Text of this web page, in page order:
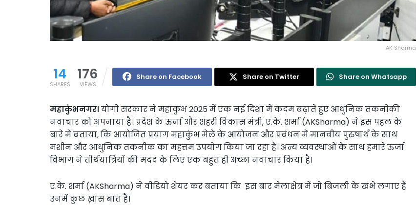
AK Sharma
14
SHARES
176
VIEWS
Share on Facebook Share on Twitter Share on Whatsapp
महाकुंभनगर। योगी सरकार ने महाकुंभ 2025 में एक नई दिशा में कदम बढ़ाते हुए आधुनिक तकनीकी
नवाचार को अपनाया है। प्रदेश के ऊर्जा और शहरी विकास मंत्री, ए.के. शर्मा (AKSharma) ने इस पहल के
बारे में बताया, कि आयोजित प्रयाग महाकुंभ मेले के आयोजन और प्रबंधन में मानवीय पुरुषार्थ के साथ
मशीन और आधुनिक तकनीक का महत्तम उपयोग किया जा रहा है। अन्य व्यवस्थाओं के साथ हमारे ऊर्जा
विभाग ने तीर्थयात्रियों की मदद के लिए एक बहुत ही अच्छा नवाचार किया है।
ए.के. शर्मा (AKSharma) ने वीडियो शेयर कर बताया कि इस बार मेलाक्षेत्र में जो बिजली के खंभे लगाए हैं
उनमें कुछ ख़ास बात है।